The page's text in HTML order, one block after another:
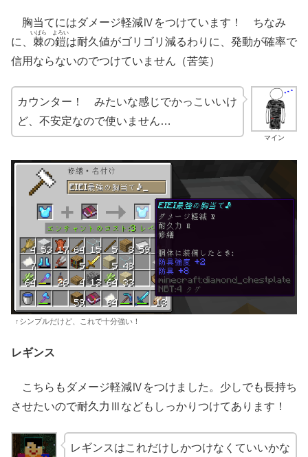
胸当てにはダメージ軽減Ⅳをつけています！ ちなみ
に、 棘
いばら
の鎧
よろい
は耐久値がゴリゴリ減るわりに、発動が確率で
信用ならないのでつけていません（苦笑）
マイン
カウンター！ みたいな感じでかっこいいけ
ど、不安定なので使いません…
↑シンプルだけど、これで十分強い！
レギンス
こちらもダメージ軽減Ⅳをつけました。少しでも長持ち
させたいので耐久力Ⅲなどもしっかりつけてあります！
レギンスはこれだけしかつけなくていいかな